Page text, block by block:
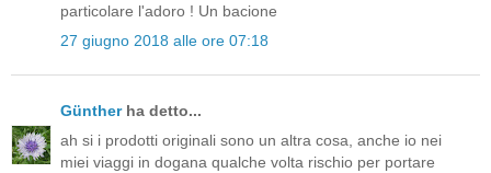
particolare l'adoro ! Un bacione
27 giugno 2018 alle ore 07:18
Güntherha detto...
ah si i prodotti originali sono un altra cosa, anche io nei
miei viaggi in dogana qualche volta rischio per portare